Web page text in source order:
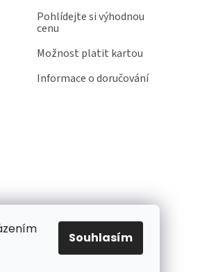
Souhlasím
Pohlídejte si výhodnou
cenu
Možnost platit kartou
Informace o doručování